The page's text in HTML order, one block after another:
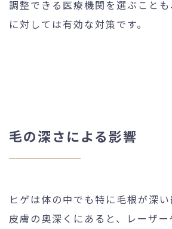
調整できる医療機関を選ぶこと
に対しては有効な対策です。
毛の深さによる影響
ヒゲは体の中でも特に毛根が深
皮膚の奥深くにあると、レーザー